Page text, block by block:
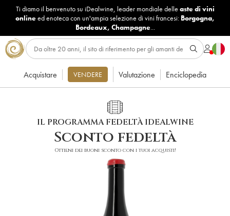
Ti diamo il benvenuto su iDealwine, leader mondiale delle aste di vini
onlineed enoteca con un'ampia selezione di vini francesi: Borgogna,
Bordeaux, Champagne...
Acquistare VENDERE Valutazione Enciclopedia
IL PROGRAMMA FEDELTÀ IDEALWINE
Sconto fedeltà
Ottieni dei buoni sconto con i tuoi acquisti!